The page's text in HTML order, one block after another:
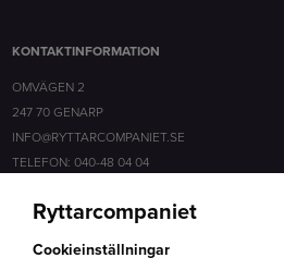
KONTAKTINFORMATION
OMVÄGEN 2
247 70 GENARP
INFO@RYTTARCOMPANIET.SE
TELEFON: 040-48 04 04
SOCIALA MEDIER
FACEBOOK
Ryttarcompaniet
Cookieinställningar